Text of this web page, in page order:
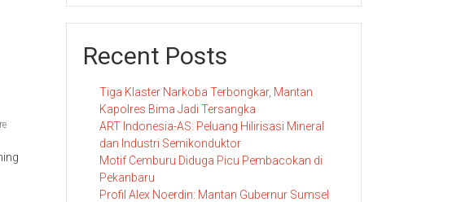
Recent Posts
Tiga Klaster Narkoba Terbongkar, Mantan
Kapolres Bima Jadi Tersangka
ART Indonesia-AS: Peluang Hilirisasi Mineral
dan Industri Semikonduktor
Motif Cemburu Diduga Picu Pembacokan di
Pekanbaru
Profil Alex Noerdin: Mantan Gubernur Sumsel